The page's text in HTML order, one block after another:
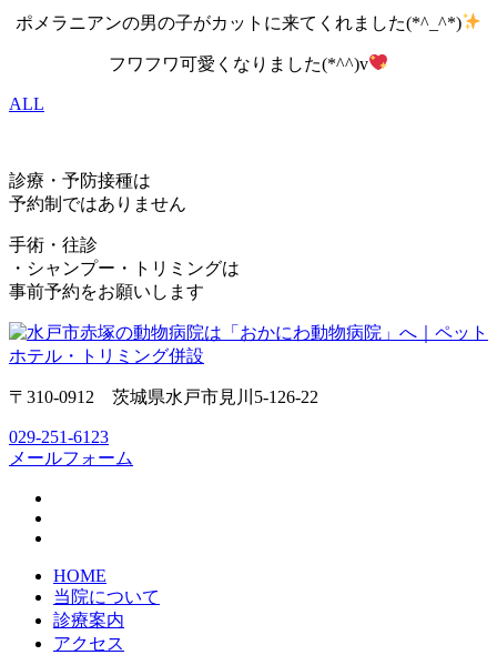
ポメラニアンの男の子がカットに来てくれました(*^_^*)
フワフワ可愛くなりました(*^^)v
ALL
診療・予防接種は
予約制ではありません
手術・往診
・シャンプー・トリミングは
事前予約をお願いします
〒310-0912 茨城県水戸市見川5-126-22
029-251-6123
メールフォーム
HOME
当院について
診療案内
アクセス